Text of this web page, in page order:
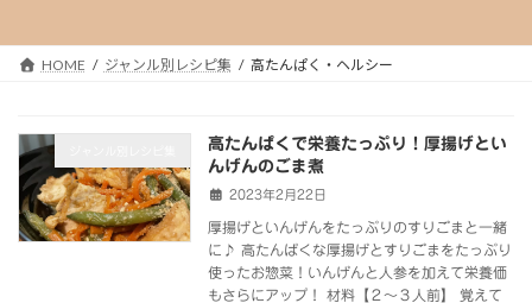
HOME ジャンル別レシピ集 高たんぱく・ヘルシー
高たんぱくで栄養たっぷり！厚揚げとい
んげんのごま煮
2023年2月22日
厚揚げといんげんをたっぷりのすりごまと一緒
に♪ 高たんぱくな厚揚げとすりごまをたっぷり
使ったお惣菜！いんげんと人参を加えて栄養価
もさらにアップ！ 材料【２～３人前】 覚えて